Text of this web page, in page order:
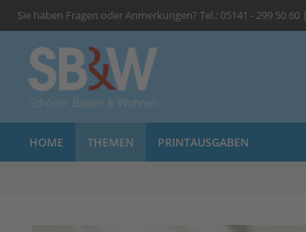
Sie haben Fragen oder Anmerkungen? Tel.: 05141 - 299 50 60 |
HOME THEMEN PRINTAUSGABEN